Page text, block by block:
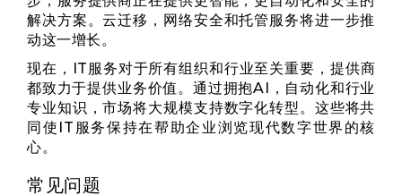
解决方案。云迁移，网络安全和托管服务将进一步推
动这一增长。
现在，IT服务对于所有组织和行业至关重要，提供商
都致力于提供业务价值。通过拥抱AI，自动化和行业
专业知识，市场将大规模支持数字化转型。这些将共
同使IT服务保持在帮助企业浏览现代数字世界的核
心。
常见问题